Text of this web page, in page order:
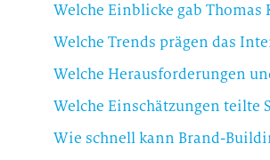
Welche Einblicke gab
Welche Trends prägen das
Welche Herausforderungen
Welche Einschätzungen teilte
Wie schnell kann Brand-